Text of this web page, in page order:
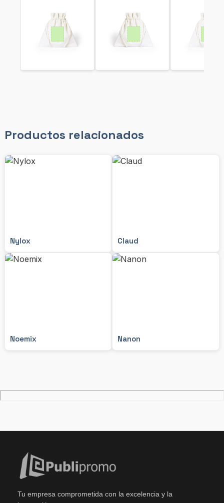
Productos relacionados
Nylox Claud
Noemix Nanon
Tu empresa comprometida con la excelencia y la